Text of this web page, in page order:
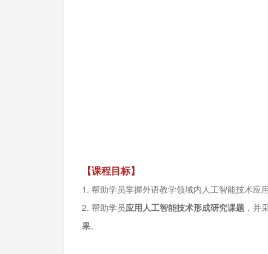
【课程目标】
1. 帮助学员掌握外语教学领域内人工智能技术应
2. 帮助学员应用人工智能技术形成研究课题 ，并
果。